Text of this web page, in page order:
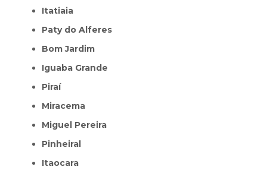
Itatiaia
Paty do Alferes
Bom Jardim
Iguaba Grande
Piraí
Miracema
Miguel Pereira
Pinheiral
Itaocara